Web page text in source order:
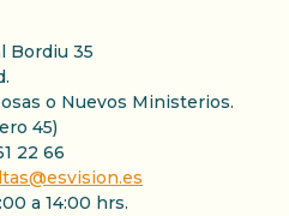
Bordiu 35
o Nuevos Ministerios.
45)
22 66
a 14:00 hrs.